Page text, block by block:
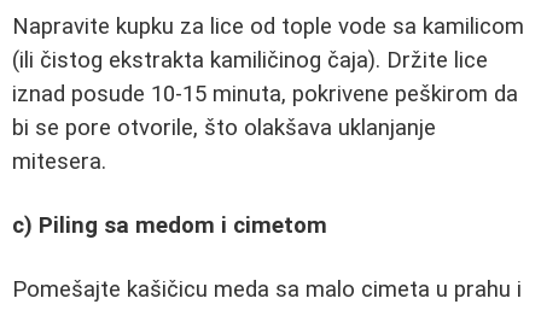
Napravite kupku za lice od tople vode sa kamilicom
(ili čistog ekstrakta kamiličinog čaja). Držite lice
iznad posude 10-15 minuta, pokrivene peškirom da
bi se pore otvorile, što olakšava uklanjanje
mitesera.
c) Piling sa medom i cimetom
Pomešajte kašičicu meda sa malo cimeta u prahu i